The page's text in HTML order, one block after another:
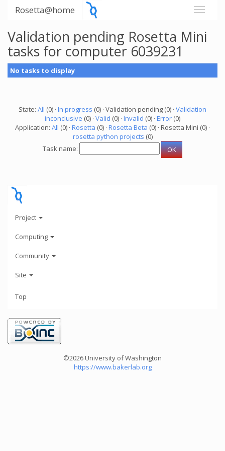
Rosetta@home
Validation pending Rosetta Mini
tasks for computer 6039231
No tasks to display
State: All (0) · In progress (0) · Validation pending (0) · Validation
inconclusive (0) · Valid (0) · Invalid (0) · Error (0)
Application: All (0) · Rosetta (0) · Rosetta Beta (0) · Rosetta Mini (0) ·
rosetta python projects (0)
Task name:
Project
Computing
Community
Site
Top
©2026 University of Washington
https://www.bakerlab.org